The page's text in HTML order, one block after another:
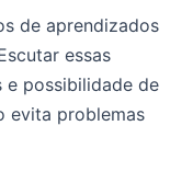
de aprendizados
essas
possibilidade de
evita problemas